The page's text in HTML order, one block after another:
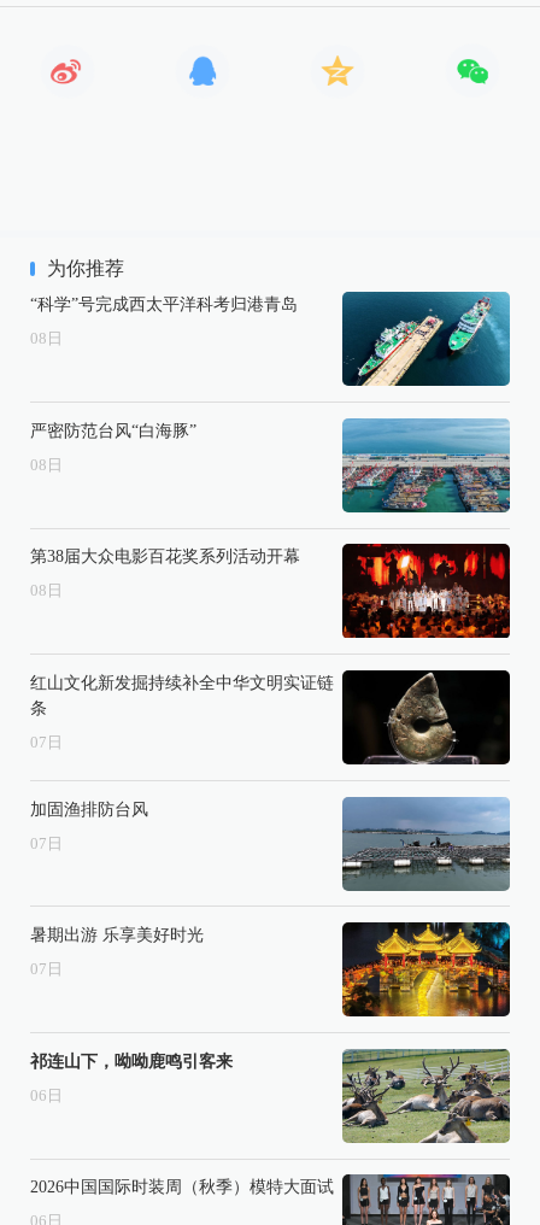
为你推荐
“科学”号完成西太平洋科考归港青岛
08 日
严密防范台风“白海豚”
08 日
第38届大众电影百花奖系列活动开幕
08 日
红山文化新发掘持续补全中华文明实证链
条
07 日
加固渔排防台风
07 日
暑期出游 乐享美好时光
07 日
祁连山下，呦呦鹿鸣引客来
06 日
2026中国国际时装周（秋季）模特大面试